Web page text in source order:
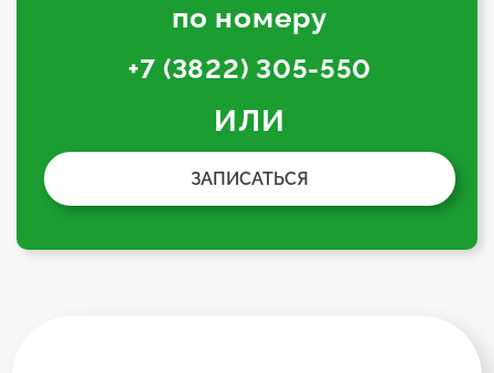
по номеру
+7 (3822) 305-550
ИЛИ
ЗАПИСАТЬСЯ